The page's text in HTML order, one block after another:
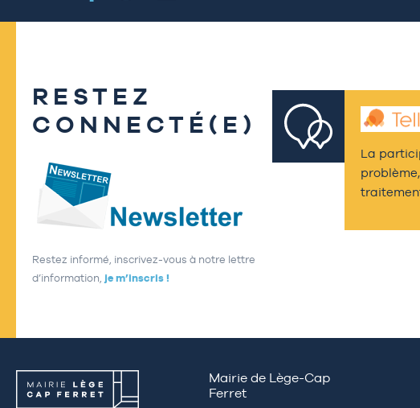
RESTEZ
CONNECTÉ(E)
Restez informé, inscrivez-vous à notre lettre
d’information, je m’inscris !
La
Mairie de Lège-Cap
Ferret